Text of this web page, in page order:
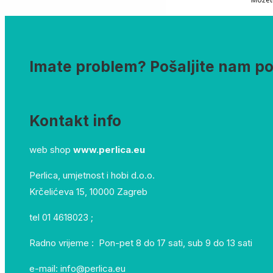
Imate problem? Pošaljite nam
Kontakt info
web shop www.perlica.eu
Perlica, umjetnost i hobi d.o.o.
Krčelićeva 15, 10000 Zagreb
tel 01 4618023 ;
Radno vrijeme : Pon-pet 8 do 17 sati, sub 9 do 13 sati
e-mail: info@perlica.eu